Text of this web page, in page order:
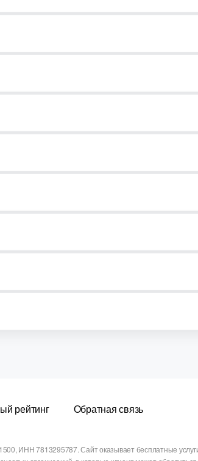
рейтинг Обратная связь
ИНН 7813295787. Сайт оказывает бесплатные